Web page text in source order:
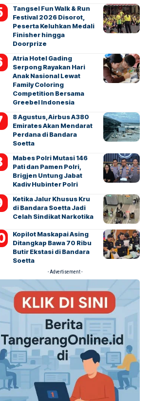
Tangsel Fun Walk & Run
Festival 2026 Disorot,
Peserta Keluhkan Medali
Finisher hingga
Doorprize
Atria Hotel Gading
Serpong Rayakan Hari
Anak Nasional Lewat
Family Coloring
Competition Bersama
Greebel Indonesia
8 Agustus, Airbus A380
Emirates Akan Mendarat
Perdana di Bandara
Soetta
Mabes Polri Mutasi 146
Pati dan Pamen Polri,
Brigjen Untung Jabat
Kadiv Hubinter Polri
Ketika Jalur Khusus Kru
di Bandara Soetta Jadi
Celah Sindikat Narkotika
Kopilot Maskapai Asing
Ditangkap Bawa 70 Ribu
Butir Ekstasi di Bandara
Soetta
- Advertisement -